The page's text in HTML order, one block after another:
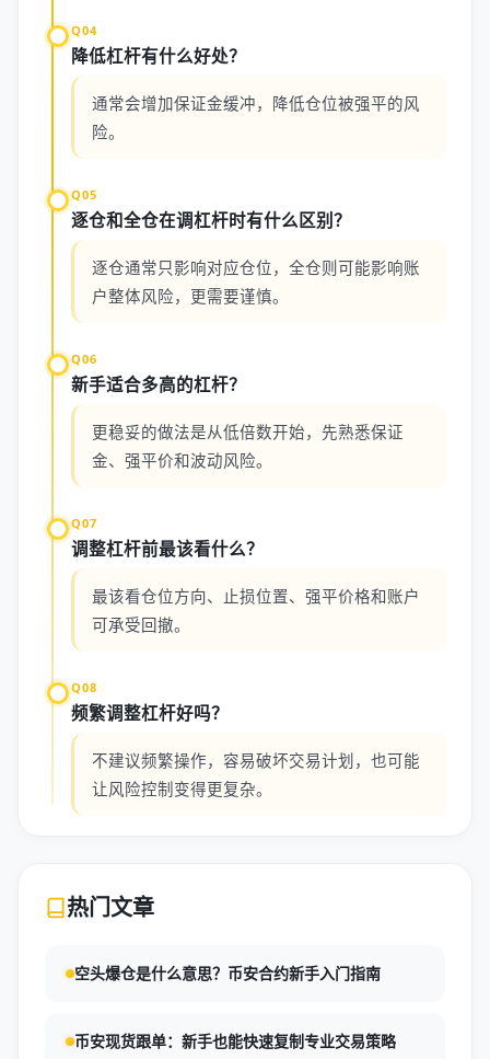
Q04
降低杠杆有什么好处？
通常会增加保证金缓冲，降低仓位被强平的风
险。
Q05
逐仓和全仓在调杠杆时有什么区别？
逐仓通常只影响对应仓位，全仓则可能影响账
户整体风险，更需要谨慎。
Q06
新手适合多高的杠杆？
更稳妥的做法是从低倍数开始，先熟悉保证
金、强平价和波动风险。
Q07
调整杠杆前最该看什么？
最该看仓位方向、止损位置、强平价格和账户
可承受回撤。
Q08
频繁调整杠杆好吗？
不建议频繁操作，容易破坏交易计划，也可能
让风险控制变得更复杂。
热门文章
空头爆仓是什么意思？币安合约新手入门指南
币安现货跟单：新手也能快速复制专业交易策略